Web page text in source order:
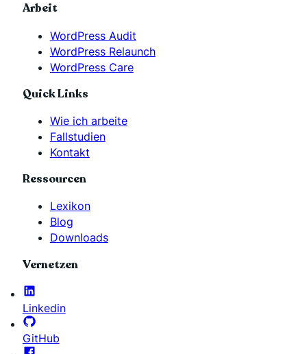
Arbeit
WordPress Audit
WordPress Relaunch
WordPress Care
Quick Links
Wie ich arbeite
Fallstudien
Kontakt
Ressourcen
Lexikon
Blog
Downloads
Vernetzen
Linkedin
GitHub